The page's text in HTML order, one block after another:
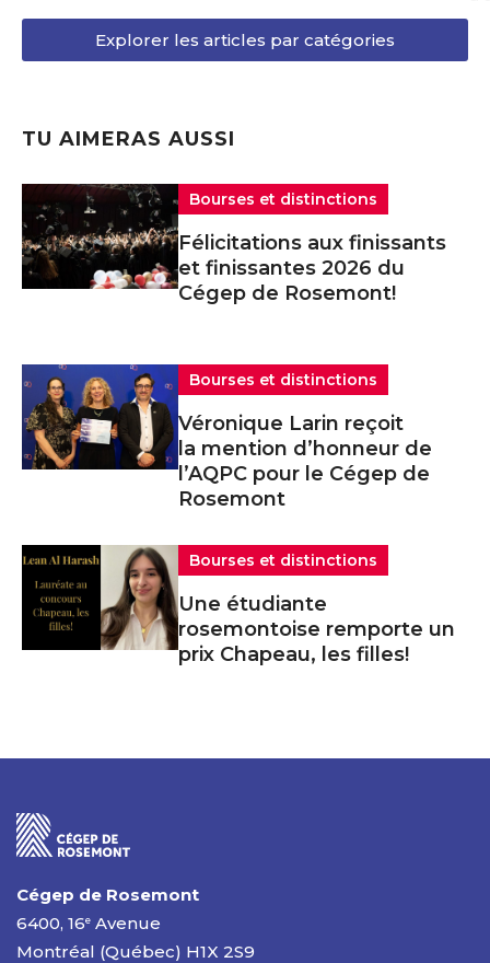
Explorer les articles par catégories
TU AIMERAS AUSSI
Bourses et distinctions
Félicitations aux finissants
et finissantes 2026 du
Cégep de Rosemont!
Bourses et distinctions
Véronique Larin reçoit
la mention d’honneur de
l’AQPC pour le Cégep de
Rosemont
Bourses et distinctions
Une étudiante
rosemontoise remporte un
prix Chapeau, les filles!
Cégep de Rosemont
6400, 16e Avenue
Montréal (Québec) H1X 2S9